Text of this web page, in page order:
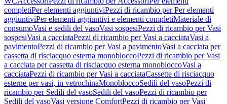
completiPer elementi aggiuntiviPezzi di ricambio per Per elementi
aggiuntiviPer elementi aggiuntivi e elementi completiMateriale di
consumoVasi e sedili del vasoVasi sospesiPezzi di ricambio per Vasi
sospesiVasi a cacciataPezzi di ricambio per Vasi a cacciataVasi a
pavimentoPezzi di ricambio per Vasi a pavimentoVasi a cacciata per
cassetta di risciacquo esterna monobloccoPezzi di ricambio per Vasi
a cacciata per cassetta di risciacquo esterna monobloccoVasi a
cacciataPezzi di ricambio per Vasi a cacciataCassette di risciacquo
esterne per vasi, in vetrochinaMonobloccoSedili del vasoPezzi di
ricambio per Sedili del vasoSedili del vasoPezzi di ricambio per
Sedili del vasoVasi versione ComfortPezzi di ricambio per Vasi